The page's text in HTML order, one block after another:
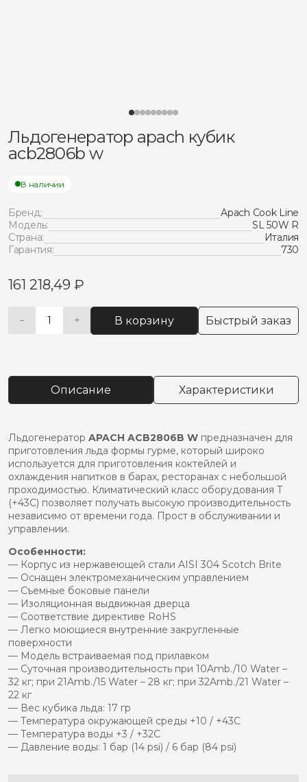
Льдогенератор apach кубик
acb2806b w
В наличии
Бренд:
Apach Cook Line
Модель:
SL 50W R
Страна:
Италия
Гарантия:
730
161 218,49 ₽
−
Количество
кубик
acb2806b
w
+ В корзину Быстрый заказ
Alternative:
Описание Характеристики
Льдогенератор APACH ACB2806B W предназначен для
приготовления льда формы гурме, который широко
используется для приготовления коктейлей и
охлаждения напитков в барах, ресторанах с небольшой
проходимостью. Климатический класс оборудования Т
(+43С) позволяет получать высокую производительность
независимо от времени года. Прост в обслуживании и
управлении.
Особенности:
— Корпус из нержавеющей стали AISI 304 Scotch Brite
— Оснащен электромеханическим управлением
— Съемные боковые панели
— Изоляционная выдвижная дверца
— Соответствие директиве RoHS
— Легко моющиеся внутренние закругленные
поверхности
— Модель встраиваемая под прилавком
— Суточная производительность при 10Amb./10 Water –
32 кг; при 21Amb./15 Water – 28 кг; при 32Amb./21 Water –
22 кг
— Вес кубика льда: 17 гр
— Температура окружающей среды +10 / +43C
— Температура воды +3 / +32C
— Давление воды: 1 бар (14 psi) / 6 бар (84 psi)